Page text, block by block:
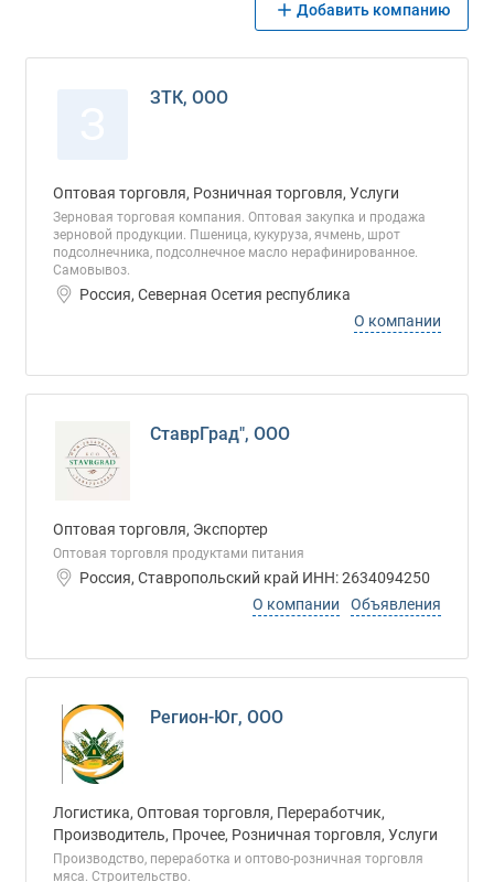
Добавить компанию
ЗТК, ООО
Оптовая торговля, Розничная торговля, Услуги
Зерновая торговая компания. Оптовая закупка и продажа
зерновой продукции. Пшеница, кукуруза, ячмень, шрот
подсолнечника, подсолнечное масло нерафинированное.
Самовывоз.
Россия, Северная Осетия республика
О компании
СтаврГрад", ООО
Оптовая торговля, Экспортер
Оптовая торговля продуктами питания
Россия, Ставропольский край ИНН: 2634094250
О компании
Объявления
Регион-Юг, ООО
Логистика, Оптовая торговля, Переработчик,
Производитель, Прочее, Розничная торговля, Услуги
Производство, переработка и оптово-розничная торговля
мяса. Строительство.